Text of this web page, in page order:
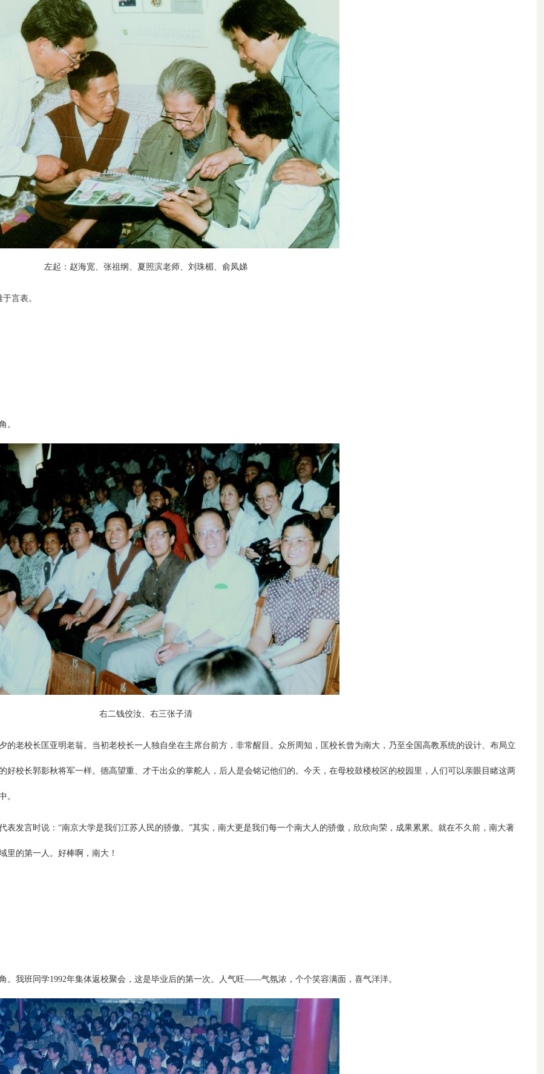
左起：赵海宽、张祖纲、夏照滨老师、刘珠楣、俞凤娣
言表。
。
右二钱佼汝、右三张子清
老校长匡亚明老翁。当初老校长一人独自坐在主席台前方，非常醒目。众所周知，匡校长曾为南大，乃至全国高教系统的设计、布局立
校长郭影秋将军一样。德高望重、才干出众的掌舵人，后人是会铭记他们的。今天，在母校鼓楼校区的校园里，人们可以亲眼目睹这两
。
发言时说：“南京大学是我们江苏人民的骄傲。”其实，南大更是我们每一个南大人的骄傲，欣欣向荣，成果累累。就在不久前，南大著
里的第一人。好棒啊，南大！
。我班同学1992年集体返校聚会，这是毕业后的第一次。人气旺——气氛浓，个个笑容满面，喜气洋洋。